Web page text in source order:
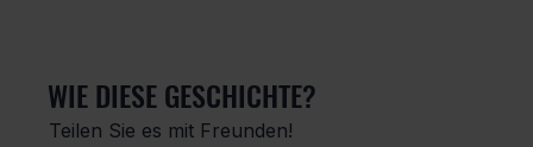
WIE DIESE GESCHICHTE?
Teilen Sie es mit Freunden!